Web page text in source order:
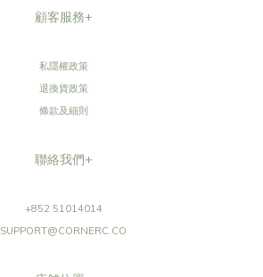
顧客服務+
私隱權政策
退換貨政策
條款及細則
聯絡我們+
+852 51014014
SUPPORT@CORNERC.CO